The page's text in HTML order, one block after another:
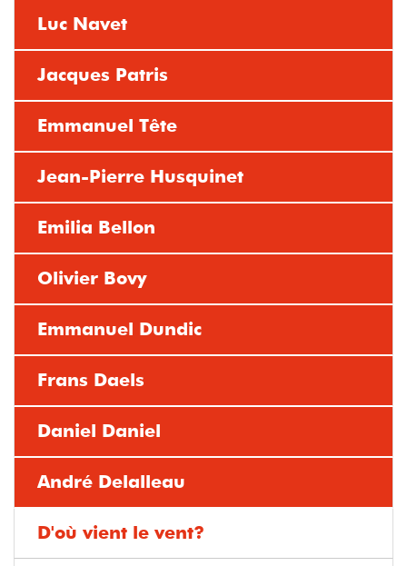
Luc Navet
Jacques Patris
Emmanuel Tête
Jean-Pierre Husquinet
Emilia Bellon
Olivier Bovy
Emmanuel Dundic
Frans Daels
Daniel Daniel
André Delalleau
D'où vient le vent?